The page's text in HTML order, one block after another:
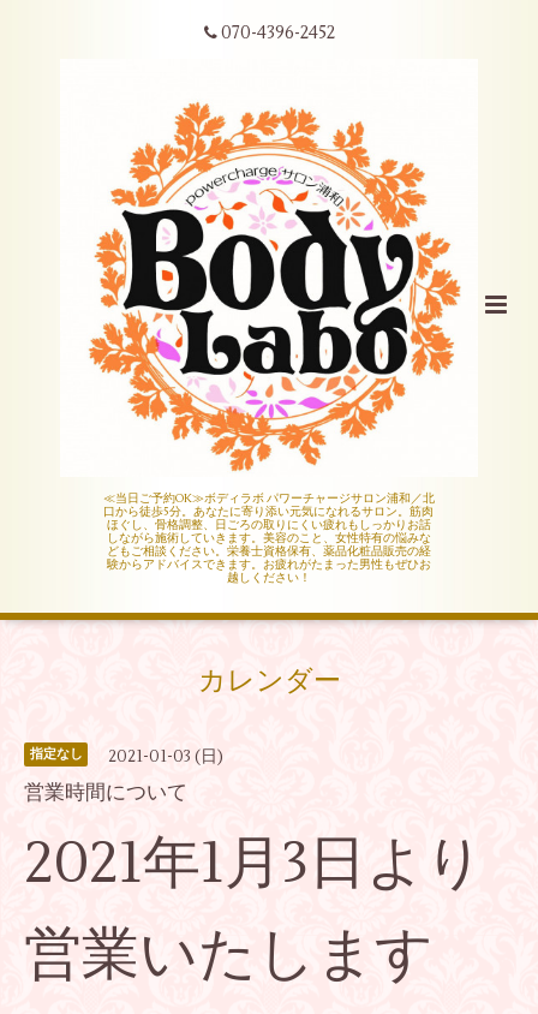
070-4396-2452
≪当日ご予約OK≫ボディラボ パワーチャージサロン浦和／北
口から徒歩5分。あなたに寄り添い元気になれるサロン。筋肉
ほぐし、骨格調整、日ごろの取りにくい疲れもしっかりお話
しながら施術していきます。美容のこと、女性特有の悩みな
どもご相談ください。栄養士資格保有、薬品化粧品販売の経
験からアドバイスできます。お疲れがたまった男性もぜひお
越しください！
カレンダー
指定なし 2021-01-03 (日)
営業時間について
2021年1月3日より
営業いたします